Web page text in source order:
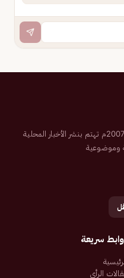
صحيفة إلكترونية سعودية تم تأسيسها عام 2007م تهتم بنشر الأخبار المحلية
وموضوعية
سريعة
الرأي